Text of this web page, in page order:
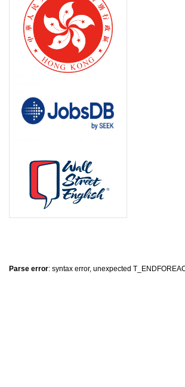
Parse error: syntax error, unexpected